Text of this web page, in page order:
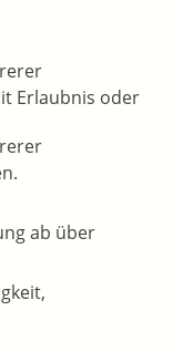
Erlaubnis oder
ab über